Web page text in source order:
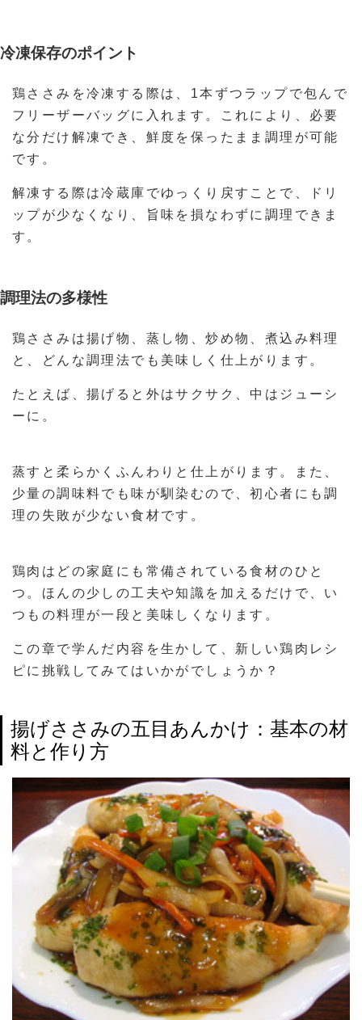
冷凍保存のポイント
鶏ささみを冷凍する際は、1本ずつラップで包んで
フリーザーバッグに入れます。これにより、必要
な分だけ解凍でき、鮮度を保ったまま調理が可能
です。
解凍する際は冷蔵庫でゆっくり戻すことで、ドリ
ップが少なくなり、旨味を損なわずに調理できま
す。
調理法の多様性
鶏ささみは揚げ物、蒸し物、炒め物、煮込み料理
と、どんな調理法でも美味しく仕上がります。
たとえば、揚げると外はサクサク、中はジューシ
ーに。
蒸すと柔らかくふんわりと仕上がります。また、
少量の調味料でも味が馴染むので、初心者にも調
理の失敗が少ない食材です。
鶏肉はどの家庭にも常備されている食材のひと
つ。ほんの少しの工夫や知識を加えるだけで、い
つもの料理が一段と美味しくなります。
この章で学んだ内容を生かして、新しい鶏肉レシ
ピに挑戦してみてはいかがでしょうか？
揚げささみの五目あんかけ：基本の材
料と作り方